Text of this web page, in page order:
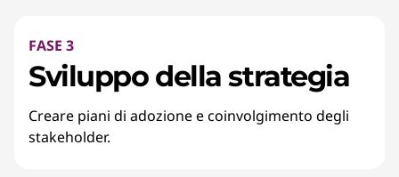
FASE 3
Sviluppo della strategia
Creare piani di adozione e coinvolgimento degli
stakeholder.